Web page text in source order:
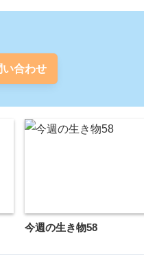
い合わせ
今週の生き物58